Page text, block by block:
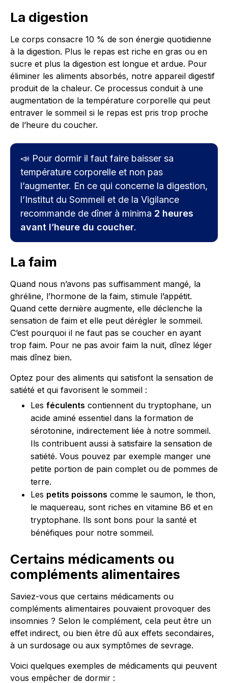
La digestion
Le corps consacre 10 % de son énergie quotidienne
à la digestion. Plus le repas est riche en gras ou en
sucre et plus la digestion est longue et ardue. Pour
éliminer les aliments absorbés, notre appareil digestif
produit de la chaleur. Ce processus conduit à une
augmentation de la température corporelle qui peut
entraver le sommeil si le repas est pris trop proche
de l’heure du coucher.
📣 Pour dormir il faut faire baisser sa
température corporelle et non pas
l’augmenter. En ce qui concerne la digestion,
l’Institut du Sommeil et de la Vigilance
recommande de dîner à minima 2 heures
avant l’heure du coucher.
La faim
Quand nous n’avons pas suffisamment mangé, la
ghréline, l’hormone de la faim, stimule l’appétit.
Quand cette dernière augmente, elle déclenche la
sensation de faim et elle peut dérégler le sommeil.
C’est pourquoi il ne faut pas se coucher en ayant
trop faim. Pour ne pas avoir faim la nuit, dînez léger
mais dînez bien.
Optez pour des aliments qui satisfont la sensation de
satiété et qui favorisent le sommeil :
Les féculents contiennent du tryptophane, un
acide aminé essentiel dans la formation de
sérotonine, indirectement liée à notre sommeil.
Ils contribuent aussi à satisfaire la sensation de
satiété. Vous pouvez par exemple manger une
petite portion de pain complet ou de pommes de
terre.
Les petits poissons comme le saumon, le thon,
le maquereau, sont riches en vitamine B6 et en
tryptophane. Ils sont bons pour la santé et
bénéfiques pour notre sommeil.
Certains médicaments ou
compléments alimentaires
Saviez-vous que certains médicaments ou
compléments alimentaires pouvaient provoquer des
insomnies ? Selon le complément, cela peut être un
effet indirect, ou bien être dû aux effets secondaires,
à un surdosage ou aux symptômes de sevrage.
Voici quelques exemples de médicaments qui peuvent
vous empêcher de dormir :